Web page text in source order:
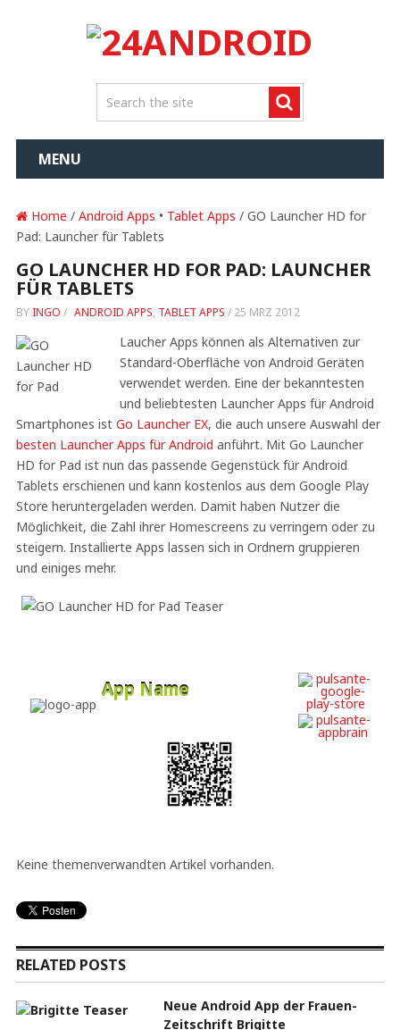
MENU
Home / Android Apps • Tablet Apps / GO Launcher HD for
Pad: Launcher für Tablets
GO LAUNCHER HD FOR PAD: LAUNCHER
FÜR TABLETS
BY INGO / ANDROID APPS, TABLET APPS / 25 MRZ 2012
Laucher Apps können als Alternativen zur
Standard-Oberfläche von Android Geräten
verwendet werden. Eine der bekanntesten
und beliebtesten Launcher Apps für Android
Smartphones ist Go Launcher EX, die auch unsere Auswahl der
besten Launcher Apps für Android anführt. Mit Go Launcher
HD for Pad ist nun das passende Gegenstück für Android
Tablets erschienen und kann kostenlos aus dem Google Play
Store heruntergeladen werden. Damit haben Nutzer die
Möglichkeit, die Zahl ihrer Homescreens zu verringern oder zu
steigern. Installierte Apps lassen sich in Ordnern gruppieren
und einiges mehr.
App Name
Keine themenverwandten Artikel vorhanden.
RELATED POSTS
Neue Android App der Frauen-
Zeitschrift Brigitte